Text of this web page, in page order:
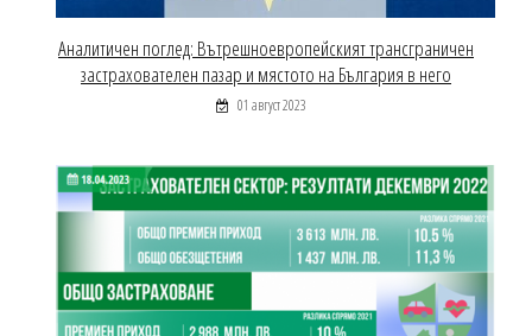
Аналитичен поглед: Вътрешноевропейският трансграничен
застрахователен пазар и мястото на България в него
01 август 2023